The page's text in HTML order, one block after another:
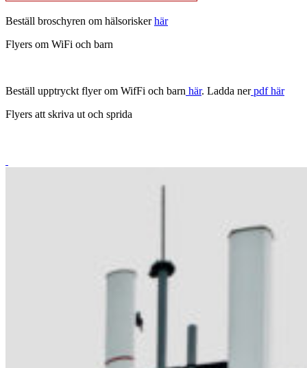
Beställ broschyren om hälsoriskerhär
Flyers om WiFi och barn
Beställ upptryckt flyer om WifFi och barn här. Ladda nerpdf här
Flyers att skriva ut och sprida